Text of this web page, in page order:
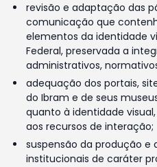
revisão e adaptação das
comunicação que
elementos da identidade
Federal, preservada a
administrativos,
adequação dos portais,
do Ibram e de seus
quanto à identidade
aos recursos de interação;
suspensão da produção
institucionais de caráter